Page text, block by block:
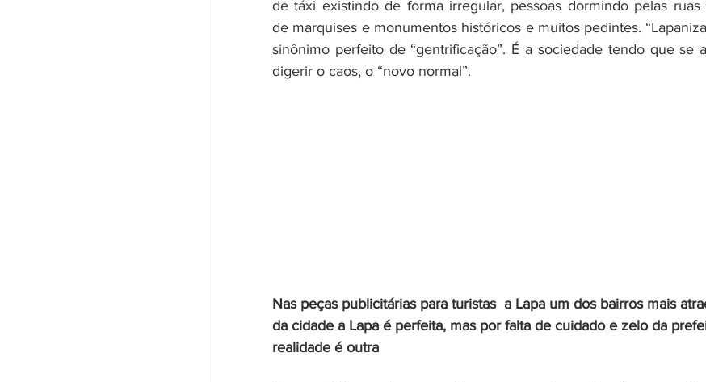
de táxi existindo de forma irregular, pessoas dormindo pelas ruas
de marquises e monumentos históricos e muitos pedintes.
sinônimo perfeito de “gentrificação”. É a sociedade tendo que se
digerir o caos, o “novo normal”.
Nas peças publicitárias para turistas  a Lapa um dos bairros mais
da cidade a Lapa é perfeita, mas por falta de cuidado e zelo da
realidade é outra